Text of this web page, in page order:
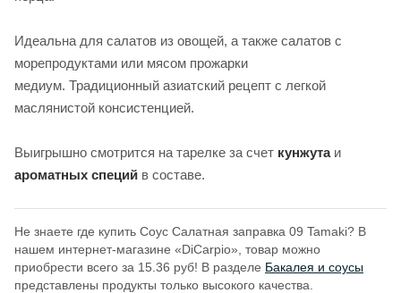
Идеальна для салатов из овощей, а также салатов с
морепродуктами или мясом прожарки
медиум. Традиционный азиатский рецепт с легкой
маслянистой консистенцией.
Выигрышно смотрится на тарелке за счет кунжута и
ароматных специй в составе.
Не знаете где купить Соус Салатная заправка 09 Tamaki? В
нашем интернет-магазине «DiCarpio», товар можно
приобрести всего за 15.36 руб! В разделе Бакалея и соусы
представлены продукты только высокого качества.